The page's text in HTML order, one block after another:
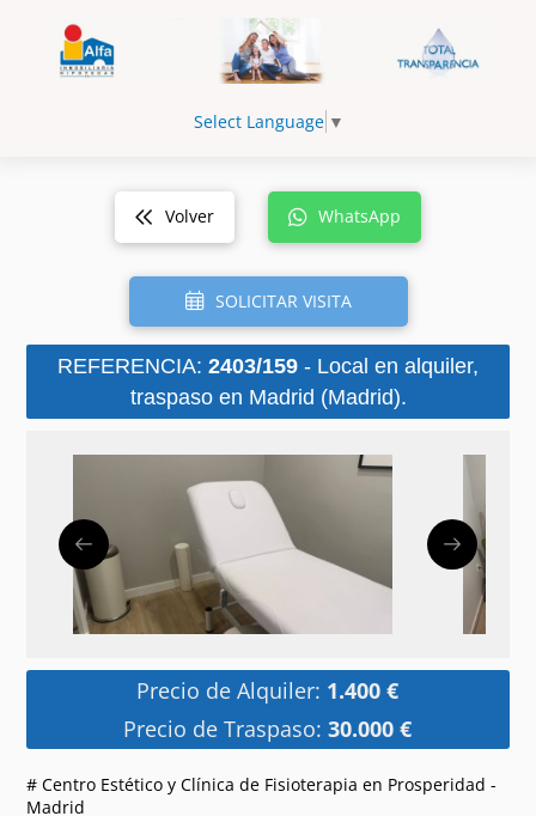
Select Language ▼
Volver WhatsApp
SOLICITAR VISITA
REFERENCIA: 2403/159 - Local en alquiler,
traspaso en Madrid (Madrid).
Precio de Alquiler: 1.400 €
Precio de Traspaso:30.000 €
# Centro Estético y Clínica de Fisioterapia en Prosperidad -
Madrid